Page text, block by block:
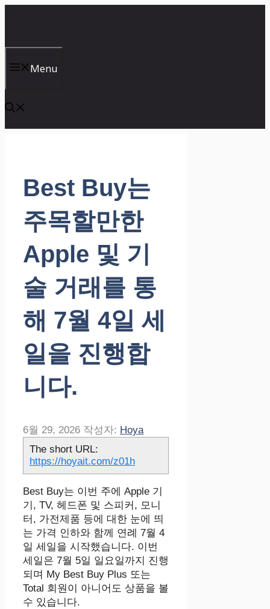
건
기
Menu
Best Buy는
주목할만한
Apple 및 기
술 거래를 통
해 7월 4일 세
일을 진행합
니다.
6월 29, 2026 작성자: Hoya
The short URL:
https://hoyait.com/z01h
Best Buy는 이번 주에 Apple 기
기, TV, 헤드폰 및 스피커, 모니
터, 가전제품 등에 대한 눈에 띄
는 가격 인하와 함께 연례 7월 4
일 세일을 시작했습니다. 이번
세일은 7월 5일 일요일까지 진행
되며 My Best Buy Plus 또는
Total 회원이 아니어도 상품을 볼
수 있습니다.